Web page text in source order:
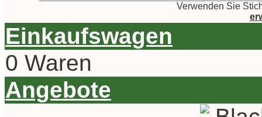
Verwenden Sie
Einkaufswagen
0 Waren
Angebote